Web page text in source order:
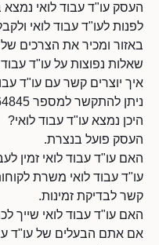
העסק עו"ד עבוד לואי נמצא
לפנות לעו"ד עבוד לואי
באזור ומכיר את הצרכים
שאלות נפוצות על עו"ד עבוד
איך יוצרים קשר עם עו"ד
ניתן להתקשר למספר 046564845.
היכן נמצא עו"ד עבוד לואי?
העסק פועל בנצרת.
האם עו"ד עבוד לואי זמין
עו"ד עבוד לואי משרת
קשר לבדיקת זמינות.
האם עו"ד עבוד לואי שייך
אם אתם הבעלים של עו"ד